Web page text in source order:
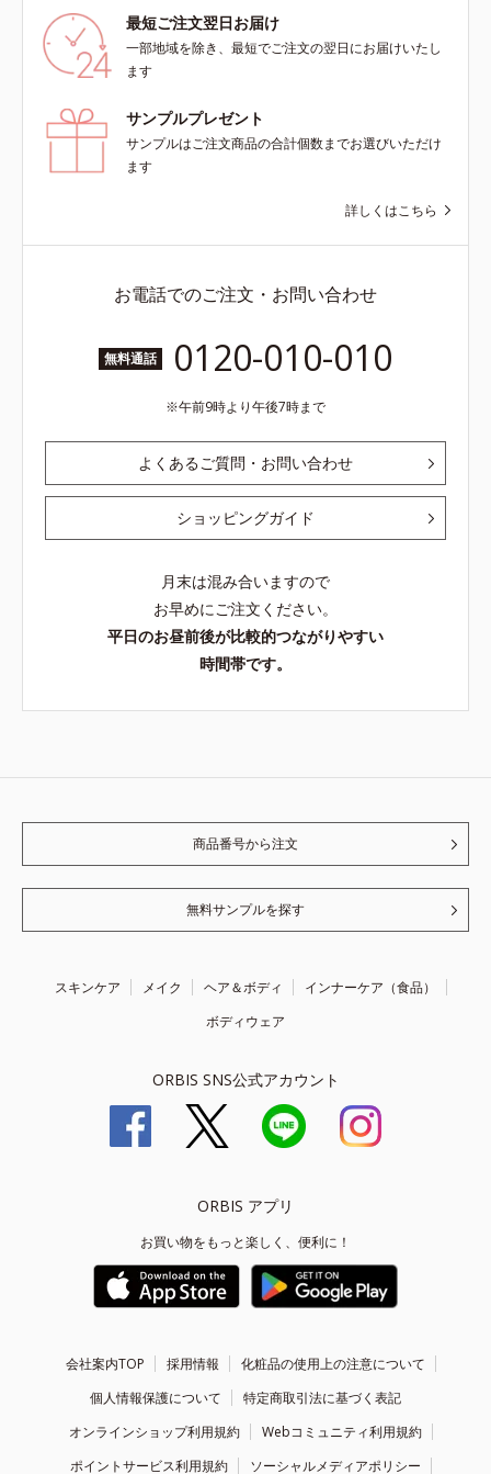
最短ご注文翌日お届け
一部地域を除き、最短でご注文の翌日にお届けいたし
ます
サンプルプレゼント
サンプルはご注文商品の合計個数までお選びいただけ
ます
詳しくはこちら
お電話でのご注文・お問い合わせ
無料通話 0120-010-010
午前9時より午後7時まで
よくあるご質問・お問い合わせ
ショッピングガイド
月末は混み合いますので
お早めにご注文ください。
平日のお昼前後が比較的つながりやすい
時間帯です。
商品番号から注文
無料サンプルを探す
スキンケア メイク ヘア＆ボディ
インナーケア（食品）
ボディウェア
ORBIS SNS公式アカウント
ORBIS アプリ
お買い物をもっと楽しく、便利に！
会社案内TOP 採用情報
化粧品の使用上の注意について
個人情報保護について
特定商取引法に基づく表記
オンラインショップ利用規約
Webコミュニティ利用規約
ポイントサービス利用規約
ソーシャルメディアポリシー